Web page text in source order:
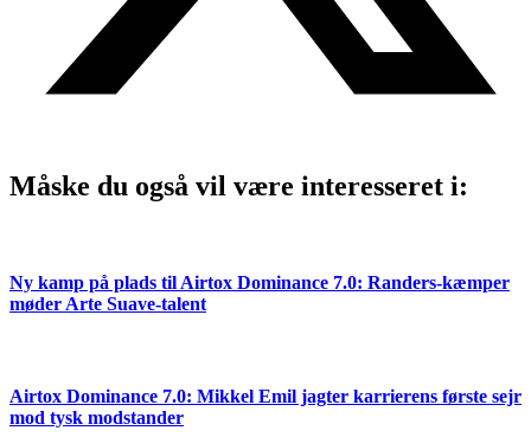
Måske du også vil være interesseret i:
Ny kamp på plads til Airtox Dominance 7.0: Randers-kæmper
møder Arte Suave-talent
Airtox Dominance 7.0: Mikkel Emil jagter karrierens første sejr
mod tysk modstander